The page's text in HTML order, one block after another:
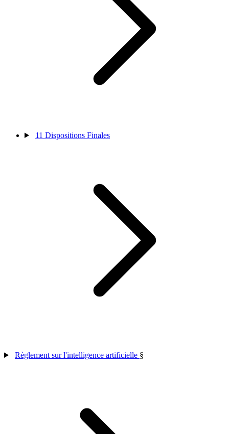
11 Dispositions Finales
Règlement sur l'intelligence artificielle §